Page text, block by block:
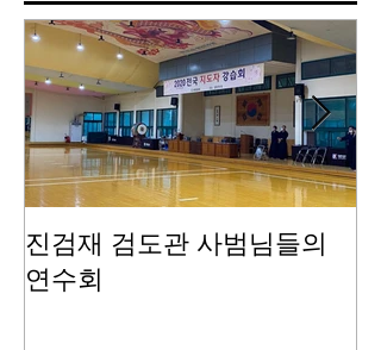
진검재 검도관 사범님들의
연수회